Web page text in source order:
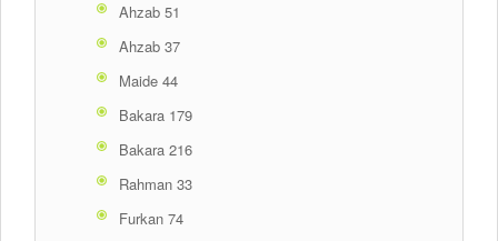
Ahzab 51
Ahzab 37
Maide 44
Bakara 179
Bakara 216
Rahman 33
Furkan 74